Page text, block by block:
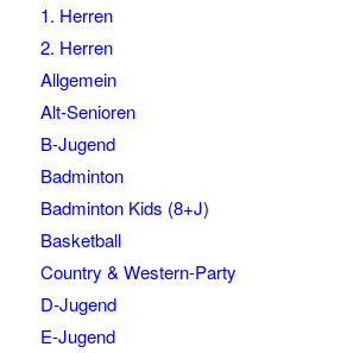
1. Herren
2. Herren
Allgemein
Alt-Senioren
B-Jugend
Badminton
Badminton Kids (8+J)
Basketball
Country & Western-Party
D-Jugend
E-Jugend